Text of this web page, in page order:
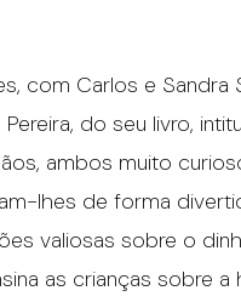
com Carlos e Sandra
do seu livro,
ambos muito
lhes de forma
valiosas sobre o
as crianças sobre